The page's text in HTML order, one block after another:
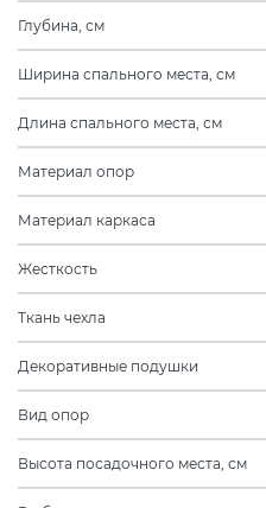
Глубина, см
Ширина спального места, см
Длина спального места, см
Материал опор
Материал каркаса
Жесткость
Ткань чехла
Декоративные подушки
Вид опор
Высота посадочного места, см